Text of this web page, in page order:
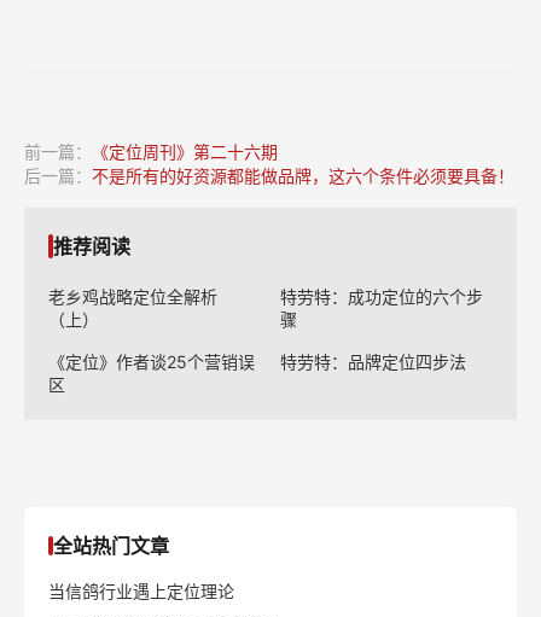
前一篇：
《定位周刊》第二十六期
后一篇： 不是所有的好资源都能做品牌，这六个条件必须要具备！
推荐阅读
老乡鸡战略定位全解析
（上）
特劳特：成功定位的六个步
骤
《定位》作者谈25个营销误
区
特劳特：品牌定位四步法
全站热门文章
当信鸽行业遇上定位理论